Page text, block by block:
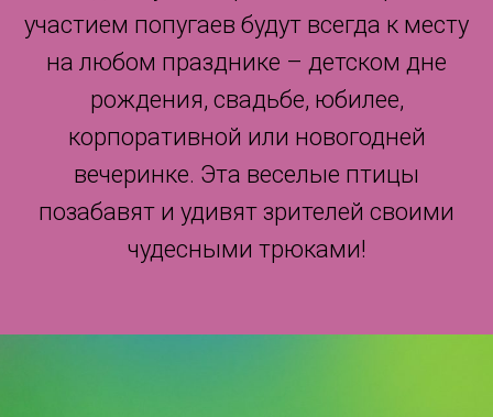
участием попугаев будут всегда к месту
на любом празднике – детском дне
рождения, свадьбе, юбилее,
корпоративной или новогодней
вечеринке. Эта веселые птицы
позабавят и удивят зрителей своими
чудесными трюками!